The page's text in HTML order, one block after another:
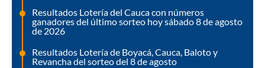
Resultados Lotería del Cauca con números
ganadores del último sorteo hoy sábado 8 de agosto
de 2026
Resultados Lotería de Boyacá, Cauca, Baloto y
Revancha del sorteo del 8 de agosto